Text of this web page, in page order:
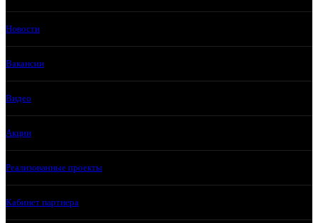
Новости
Вакансии
Видео
Акции
Реализованные проекты
Кабинет партнера